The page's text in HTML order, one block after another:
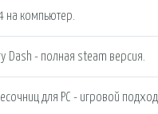
на компьютер.
Dash - полная steam версия.
для PC - игровой подход.